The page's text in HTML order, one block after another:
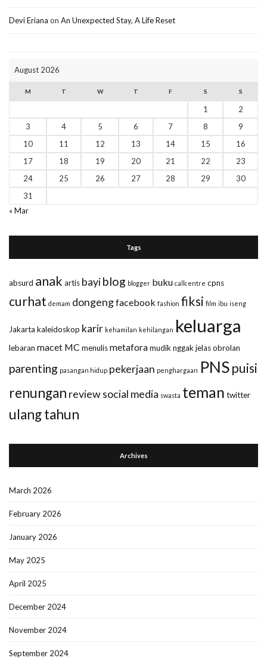
Devi Eriana on An Unexpected Stay, A Life Reset
August 2026
M T W T F S S
1
2
3
4 5 6 7 8
9
10
11 12 13 14 15
16
17
18 19 20 21 22
23
24
25 26 27 28 29
30
31
« Mar
Tags
absurd anak artis bayiblog blogger buku callcentre cpns
curhat demam dongengfacebook fashion fiksi film ibu iseng
Jakarta kaleidoskop karir kehamilan kehilangan keluarga
lebaran macet MC menulismetaforamudiknggak jelasobrolan
parenting pasangan hidup pekerjaan penghargaan PNSpuisi
renungan reviewsocial media swasta teman twitter
ulang tahun
Archives
March 2026
February 2026
January 2026
May 2025
April 2025
December 2024
November 2024
September 2024